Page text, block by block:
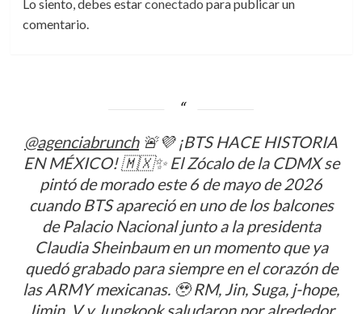
Lo siento, debes estarconectado para publicar un
comentario.
@agenciabrunch🚨💜 ¡BTS HACE HISTORIA
EN MÉXICO! 🇲🇽✨ El Zócalo de la CDMX se
pintó de morado este 6 de mayo de 2026
cuando BTS apareció en uno de los balcones
de Palacio Nacional junto a la presidenta
Claudia Sheinbaum en un momento que ya
quedó grabado para siempre en el corazón de
las ARMY mexicanas. 🥹 RM, Jin, Suga, j-hope,
Jimin, V y Jungkook saludaron por alrededor